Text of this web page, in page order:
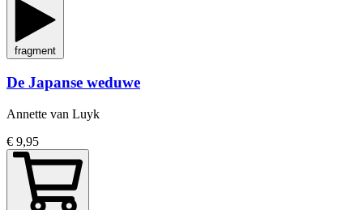
fragment
De Japanse weduwe
Annette van Luyk
€ 9,95